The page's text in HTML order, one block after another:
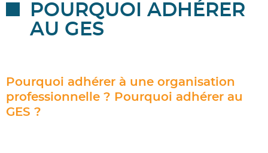
POURQUOI ADHÉRER
AU GES
Pourquoi adhérer à une organisation
professionnelle ? Pourquoi adhérer au
GES ?